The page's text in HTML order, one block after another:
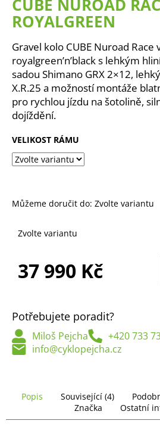
CUBE NUROAD
ROYALGREEN
Gravel kolo CUBE Nuroad Race
royalgreen’n’black s lehkým
sadou Shimano GRX 2×12,
X.R.25 a možností montáže
pro rychlou jízdu na šotolině,
dojíždění.
VELIKOST RÁMU
Můžeme doručit do: Zvolte variantu
Zvolte variantu
37 990 Kč
Potřebujete poradit?
Miloš Pejcha
+420 733
info@cyklopejcha.cz
Popis Související (4)
Značka
Ostatní
a
j
í
t
?
o
o
u
m
e